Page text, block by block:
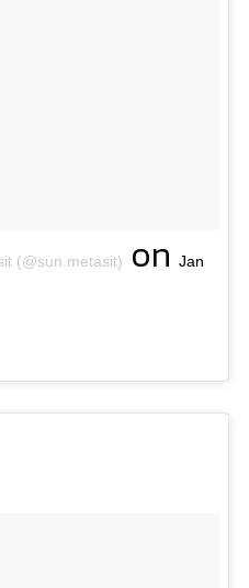
(@sun.metasit) on Jan